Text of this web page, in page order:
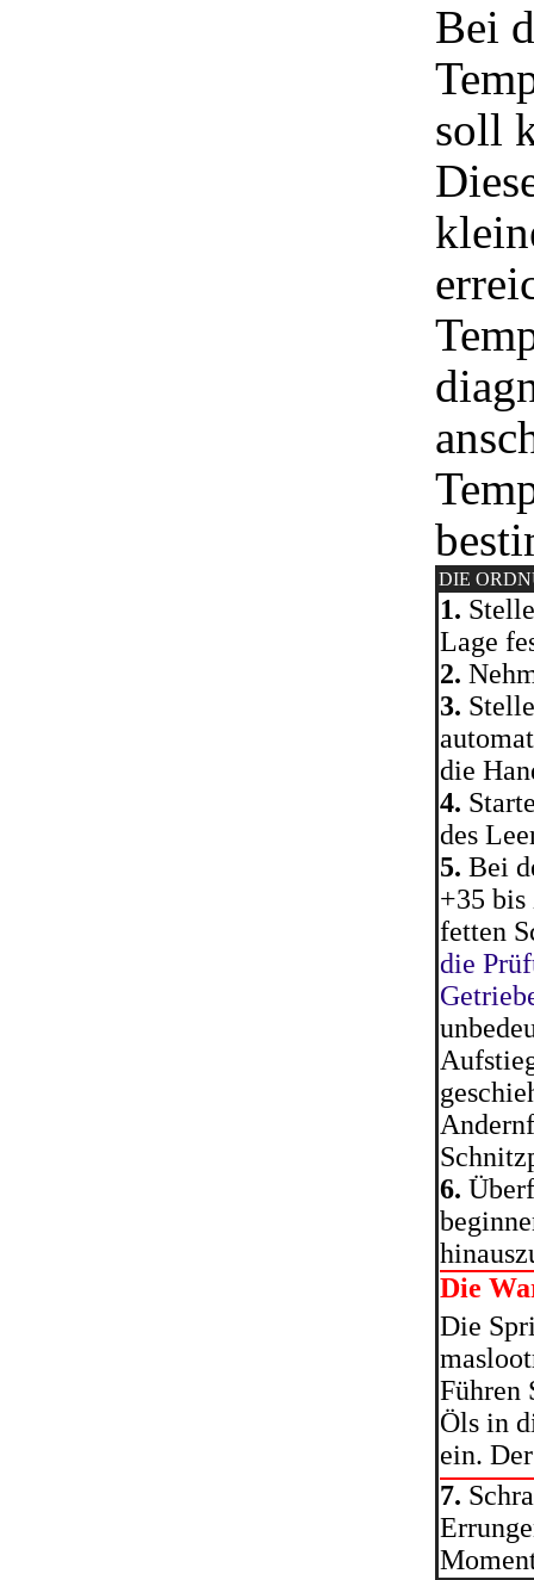
Bei
soll
DIE
1.
Lage
2.
3.
die
4.
des
5. Bei
+35
fetten
die
6.
Die
Die
Führen
Öls in
ein.
7.